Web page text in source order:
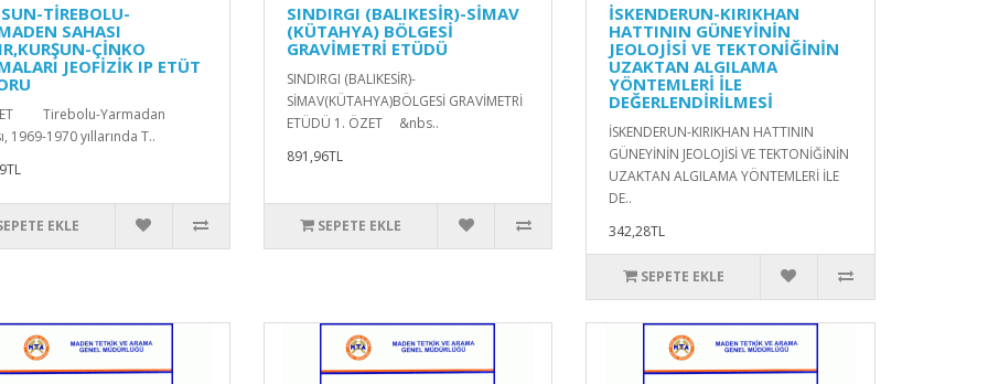
TİREBOLU-
SAHASI
ÇİNKO
JEOFİZİK IP ETÜT
Tirebolu-Yarmadan
1969-1970 yıllarında T..
EKLE
SINDIRGI (BALIKESİR)-SİMAV
(KÜTAHYA) BÖLGESİ
GRAVİMETRİ ETÜDÜ
SINDIRGI (BALIKESİR)-
SİMAV(KÜTAHYA)BÖLGESİ GRAVİMETRİ
ETÜDÜ 1. ÖZET &nbs..
891,96TL
SEPETE EKLE
İSKENDERUN-KIRIKHAN
HATTININ GÜNEYİNİN
JEOLOJİSİ VE TEKTONİĞİNİN
UZAKTAN ALGILAMA
YÖNTEMLERİ İLE
DEĞERLENDİRİLMESİ
İSKENDERUN-KIRIKHAN HATTININ
GÜNEYİNİN JEOLOJİSİ VE TEKTONİĞİNİN
UZAKTAN ALGILAMA YÖNTEMLERİ İLE
DE..
342,28TL
SEPETE EKLE